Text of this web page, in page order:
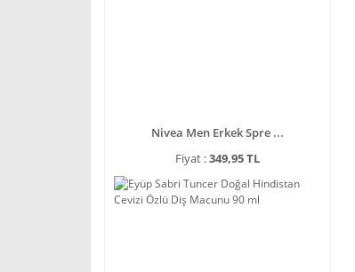
Nivea Men Erkek Spre ...
Fiyat :349,95 TL